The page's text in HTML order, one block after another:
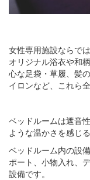
女性専用施設ならで
オリジナル浴衣や和
心な足袋・草履、髪
イロンなど、これら
ベッドルームは遮音
ような温かさを感じ
ベッドルーム内の設
ポート、小物入れ、
設備です。